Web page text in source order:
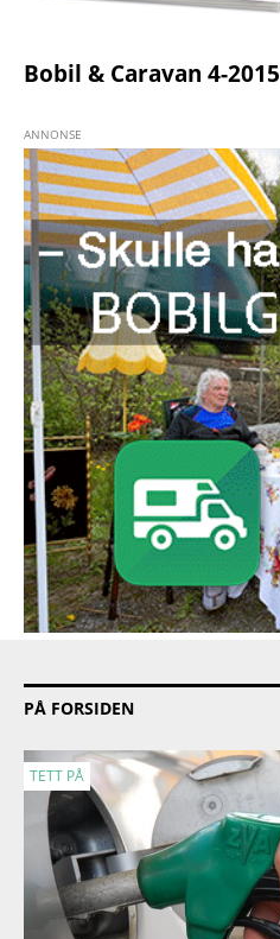
Bobil & Caravan 4-2015
PÅ FORSIDEN
TETT PÅ